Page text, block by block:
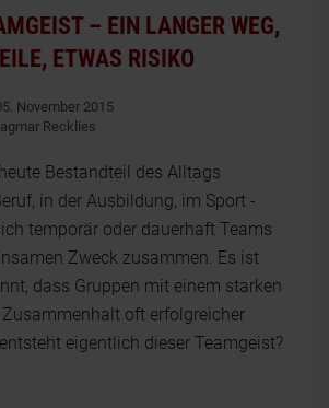
– EIN LANGER WEG,
ETWAS RISIKO
November 2015
Recklies
Bestandteil des Alltags
in der Ausbildung, im Sport -
temporär oder dauerhaft Teams
Zweck zusammen. Es ist
dass Gruppen mit einem starken
oft erfolgreicher
eigentlich dieser Teamgeist?